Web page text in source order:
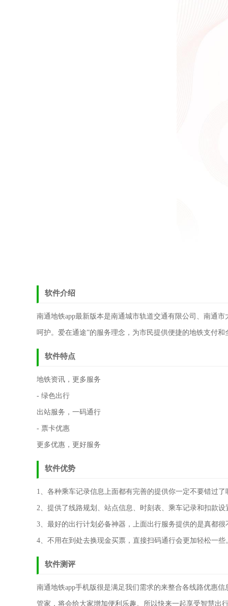
软件介绍
南通地铁app最新版本是南通城市轨道交通有限公司、南通
呵护。爱在通途”的服务理念，为市民提供便捷的地铁支付和
软件特点
地铁资讯，更多服务
- 绿色出行
出站服务，一码通行
- 票卡优惠
更多优惠，更好服务
软件优势
1、各种乘车记录信息上面都有完善的提供你一定不要错过了
2、提供了线路规划、站点信息、时刻表、乘车记录和扣款设
3、最好的出行计划必备神器，上面出行服务提供的是真都很
4、不用在到处去换现金买票，直接扫码通行会更加轻松一些
软件测评
南通地铁app手机版很是满足我们需求的来整合各线路优惠
管家，将会给大家增加便利乐趣。所以快来一起享受智慧出